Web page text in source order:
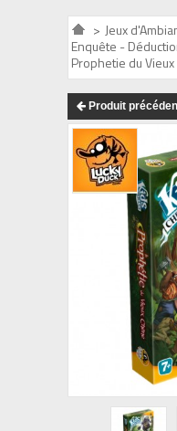
> Jeux
Enquête -
Prophetie du Vieux
Produit